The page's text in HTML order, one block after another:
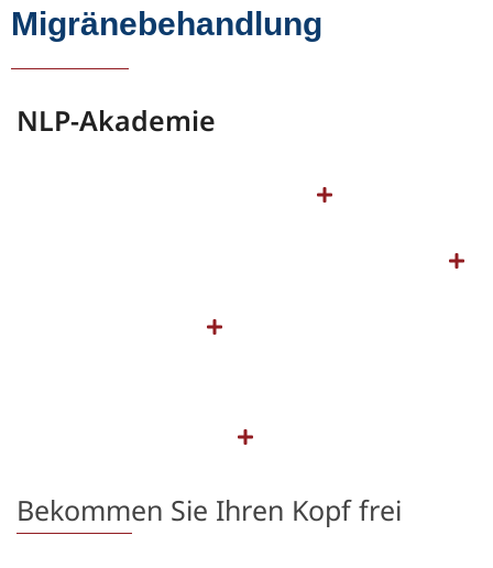
Migränebehandlung
NLP-Akademie
Bekommen Sie Ihren Kopf frei